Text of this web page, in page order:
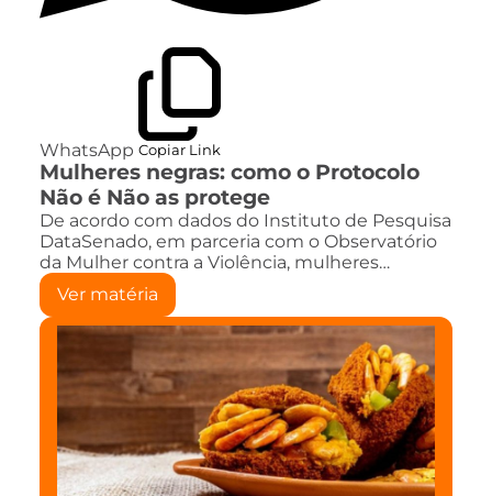
WhatsApp Copiar Link
Mulheres negras: como o Protocolo
Não é Não as protege
De acordo com dados do Instituto de Pesquisa
DataSenado, em parceria com o Observatório
da Mulher contra a Violência, mulheres…
Ver matéria